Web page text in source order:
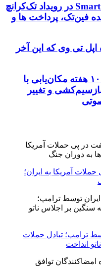
رونمایی از استیج Smart Money در رویداد تک‌کرانچ
آینده فین‌تک، پرداخت‌ ها و
تی وی که این آخر
انسان‌ ها می‌توانند تنها در ۱۰ هفته مکان‌یابی با
و تغییر
آمریکا به ایران؛
ترامپ؛ تبادل حملات
انداخت